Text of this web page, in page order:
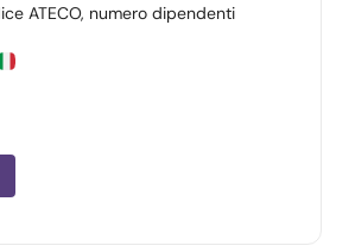
ATECO, numero dipendenti